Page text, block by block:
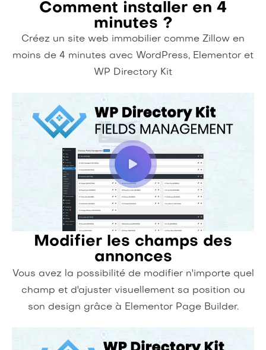
Comment installer en 4
minutes ?
Créez un site web immobilier comme Zillow en
moins de 4 minutes avec WordPress, Elementor et
WP Directory Kit
Modifier les champs des
annonces
Vous avez la possibilité de modifier n'importe quel
champ et d'ajuster visuellement sa position ou
son design grâce à Elementor Page Builder.